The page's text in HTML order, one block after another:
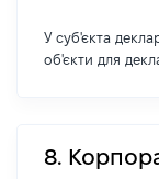
У суб'єкта
об'єкти для
8.